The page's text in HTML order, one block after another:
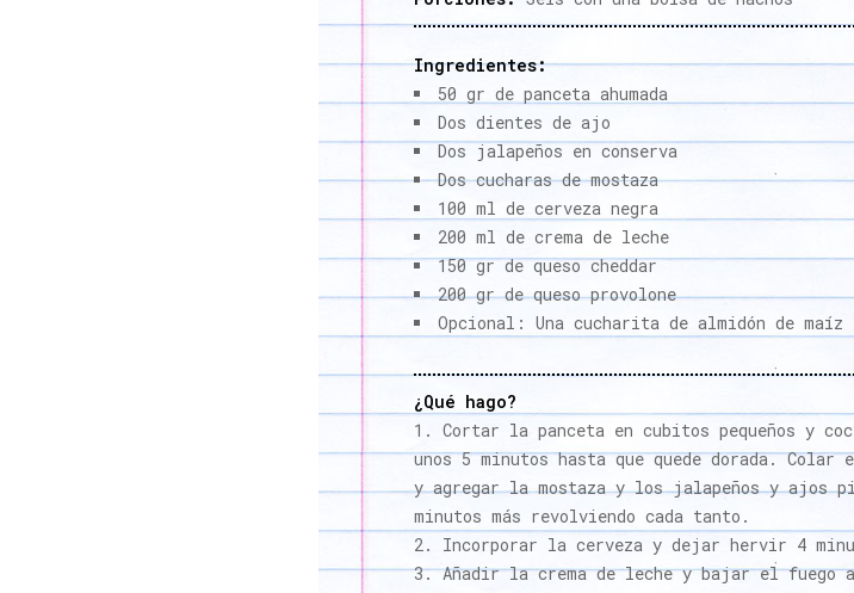
Ingredientes:
50 gr de panceta ahumada
Dos dientes de ajo
Dos jalapeños en conserva
Dos cucharas de mostaza
100 ml de cerveza negra
200 ml de crema de leche
150 gr de queso cheddar
200 gr de queso provolone
Opcional: Una cucharita de almidón de maíz
¿Qué hago?
Cortar la panceta en cubitos pequeños y
unos 5 minutos hasta que quede dorada. Colar
y agregar la mostaza y los jalapeños y ajos
minutos más revolviendo cada tanto.
Incorporar la cerveza y dejar hervir 4
Añadir la crema de leche y bajar el fuego